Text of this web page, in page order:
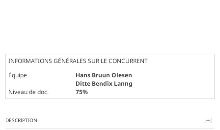
INFORMATIONS GÉNÉRALES SUR LE CONCURRENT
Équipe
Hans Bruun Olesen
Ditte Bendix Lanng
Niveau de doc.
75%
DESCRIPTION